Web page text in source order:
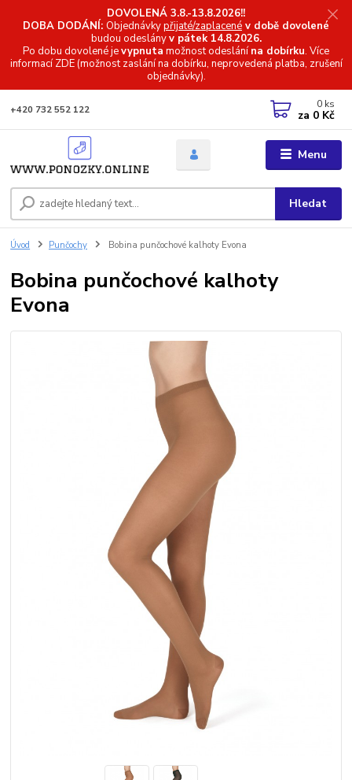
DOVOLENÁ 3.8.-13.8.2026!!
DOBA DODÁNÍ: Objednávkypřijaté/zaplacené v době dovolené
budou odeslányv pátek 14.8.2026.
Po dobu dovolené jevypnuta možnost odeslánína dobírku. Více
informacíZDE (možnost zaslání na dobírku, neprovedená platba, zrušení
objednávky).
Menu
Hledat
+420 732 552 122 0 ks
za 0 Kč
Úvod Punčochy Bobina punčochové kalhoty Evona
Bobina punčochové kalhoty
Evona